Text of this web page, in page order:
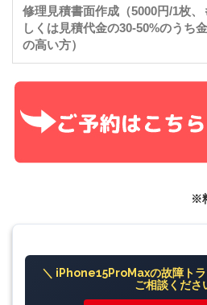
修理見積書面作成（5000円/1枚、
しくは見積代金の30-50%のうち
の高い方）
※
＼ iPhone15ProMaxの故障ト
ご相談くださ